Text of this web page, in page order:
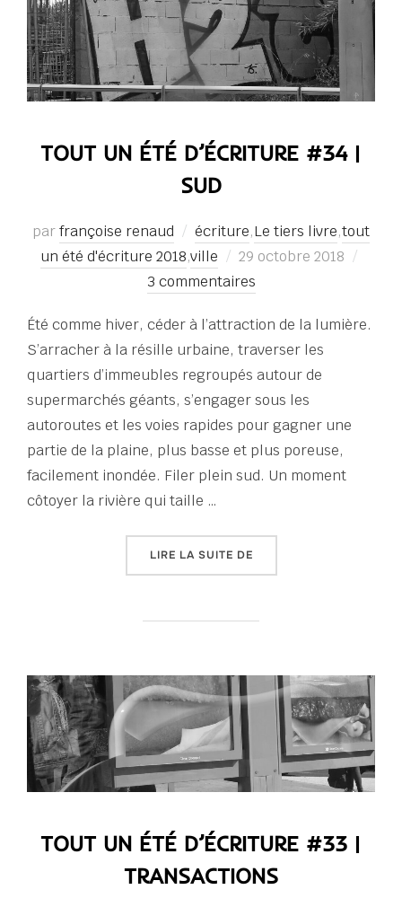
TOUT UN ÉTÉ D’ÉCRITURE #34 |
SUD
parfrançoise renaud écriture,Le tiers livre,tout
un été d'écriture 2018,ville
Publié
le
29 octobre 2018
3 commentaires
Été comme hiver, céder à l’attraction de la lumière.
S’arracher à la résille urbaine, traverser les
quartiers d’immeubles regroupés autour de
supermarchés géants, s’engager sous les
autoroutes et les voies rapides pour gagner une
partie de la plaine, plus basse et plus poreuse,
facilement inondée. Filer plein sud. Un moment
côtoyer la rivière qui taille …
LIRE LA SUITE DE« TOUT UN ÉTÉ
TOUT UN ÉTÉ D’ÉCRITURE #33 |
TRANSACTIONS